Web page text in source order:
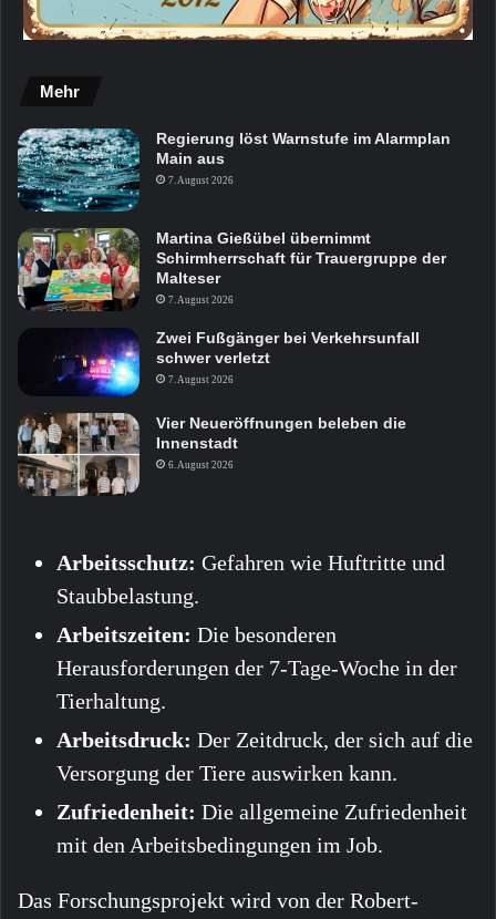
Mehr
Regierung löst Warnstufe im Alarmplan
Main aus
7. August 2026
Martina Gießübel übernimmt
Schirmherrschaft für Trauergruppe der
Malteser
7. August 2026
Zwei Fußgänger bei Verkehrsunfall
schwer verletzt
7. August 2026
Vier Neueröffnungen beleben die
Innenstadt
6. August 2026
Arbeitsschutz: Gefahren wie Huftritte und
Staubbelastung.
Arbeitszeiten: Die besonderen
Herausforderungen der 7-Tage-Woche in der
Tierhaltung.
Arbeitsdruck: Der Zeitdruck, der sich auf die
Versorgung der Tiere auswirken kann.
Zufriedenheit: Die allgemeine Zufriedenheit
mit den Arbeitsbedingungen im Job.
Das Forschungsprojekt wird von der Robert-